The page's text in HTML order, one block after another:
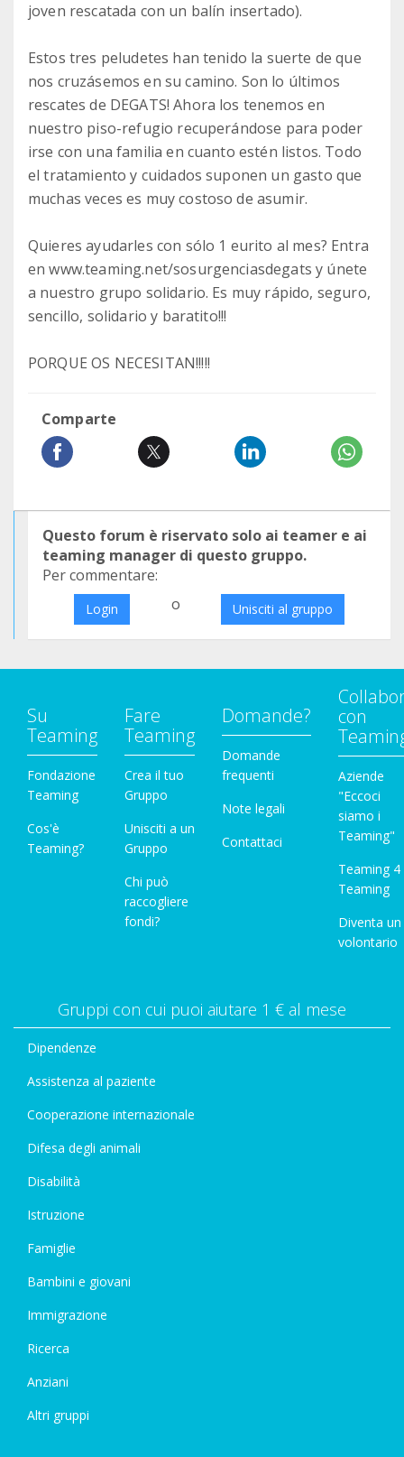
joven rescatada con un balín insertado).
Estos tres peludetes han tenido la suerte de que
nos cruzásemos en su camino. Son lo últimos
rescates de DEGATS! Ahora los tenemos en
nuestro piso-refugio recuperándose para poder
irse con una familia en cuanto estén listos. Todo
el tratamiento y cuidados suponen un gasto que
muchas veces es muy costoso de asumir.
Quieres ayudarles con sólo 1 eurito al mes? Entra
en www.teaming.net/sosurgenciasdegats y únete
a nuestro grupo solidario. Es muy rápido, seguro,
sencillo, solidario y baratito!!!
PORQUE OS NECESITAN!!!!!
Comparte
Questo forum è riservato solo ai teamer e ai
teaming manager di questo gruppo.
Per commentare:
Login o Unisciti al gruppo
Su
Teaming
Fondazione
Teaming
Cos'è
Teaming?
Fare
Teaming
Crea il tuo
Gruppo
Unisciti a un
Gruppo
Chi può
raccogliere
fondi?
Domande?
Domande
frequenti
Note legali
Contattaci
con
Aziende
"Eccoci
siamo i
Teaming"
Teaming 4
Teaming
Diventa un
volontario
Gruppi con cui puoi aiutare 1 € al mese
Dipendenze
Assistenza al paziente
Cooperazione internazionale
Difesa degli animali
Disabilità
Istruzione
Famiglie
Bambini e giovani
Immigrazione
Ricerca
Anziani
Altri gruppi